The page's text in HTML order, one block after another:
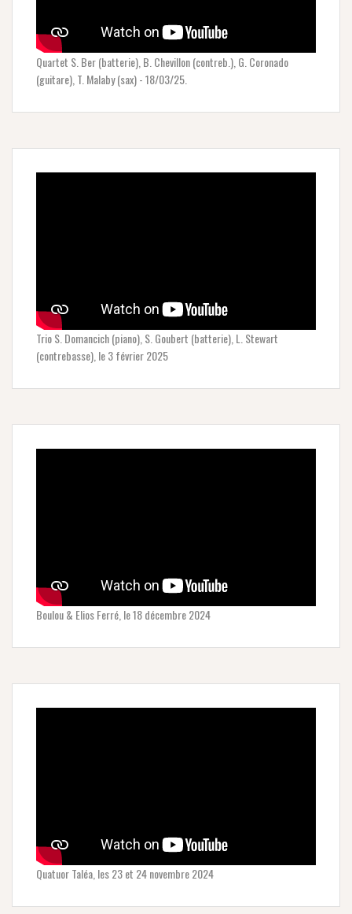
Quartet S. Ber (batterie), B. Chevillon (contreb.), G. Coronado
(guitare), T. Malaby (sax) - 18/03/25.
Trio S. Domancich (piano), S. Goubert (batterie), L. Stewart
(contrebasse), le 3 février 2025
Boulou & Elios Ferré, le 18 décembre 2024
Quatuor Taléa, les 23 et 24 novembre 2024